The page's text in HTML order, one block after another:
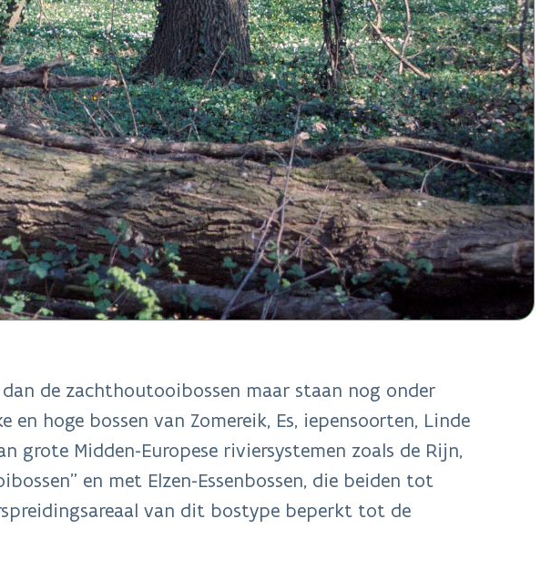
de zachthoutooibossen maar staan nog onder
hoge bossen van Zomereik, Es, iepensoorten, Linde
grote Midden-Europese riviersystemen zoals de Rijn,
en met Elzen-Essenbossen, die beiden tot
van dit bostype beperkt tot de